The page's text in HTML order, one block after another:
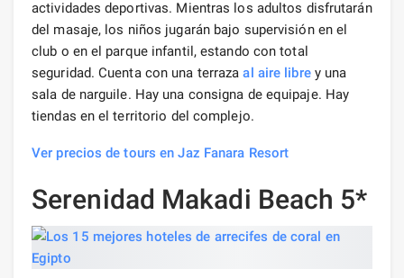
actividades deportivas. Mientras los adultos disfrutarán
del masaje, los niños jugarán bajo supervisión en el
club o en el parque infantil, estando con total
seguridad. Cuenta con una terrazaal aire librey una
sala de narguile. Hay una consigna de equipaje. Hay
tiendas en el territorio del complejo.
Ver precios de tours en Jaz Fanara Resort
Serenidad Makadi Beach 5*